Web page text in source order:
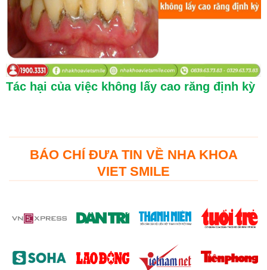
Tác hại của việc không lấy cao răng định kỳ
BÁO CHÍ ĐƯA TIN VỀ NHA KHOA
VIET SMILE